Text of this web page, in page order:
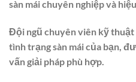
sàn mái chuyên nghiệp và
Đội ngũ chuyên viên kỹ
tình trạng sàn mái của bạn,
vấn giải pháp phù hợp.